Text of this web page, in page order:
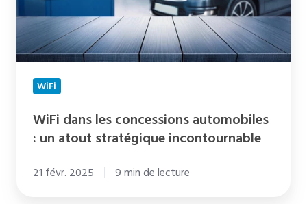
un
atout
incontournable
WiFi
WiFi dans les concessions automobiles
: un atout stratégique incontournable
21 févr. 2025 9 min de lecture